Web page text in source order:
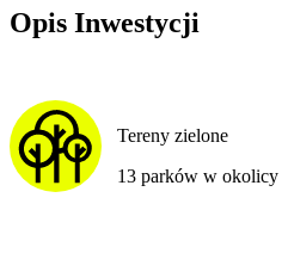
Opis Inwestycji
Tereny zielone
13 parków w okolicy